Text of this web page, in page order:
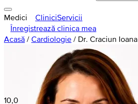
Medici CliniciServicii
Înregistrează clinica mea
Acasă / Cardiologie / Dr. Craciun Ioana
10,0